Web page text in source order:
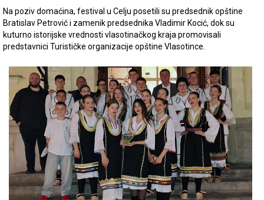
Na poziv domaćina, festival u Celju posetili su predsednik opštine
Bratislav Petrović i zamenik predsednika Vladimir Kocić, dok su
kuturno istorijske vrednosti vlasotinačkog kraja promovisali
predstavnici Turističke organizacije opštine Vlasotince.